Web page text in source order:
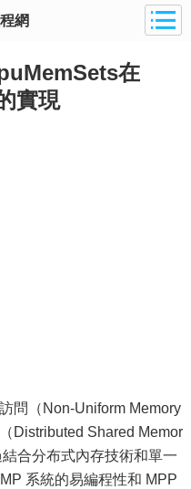
網
在
實現
（Non-Uniform Memory
Distributed Shared Memor
合分布式內存技術和單一
系統的易編程性和 MPP